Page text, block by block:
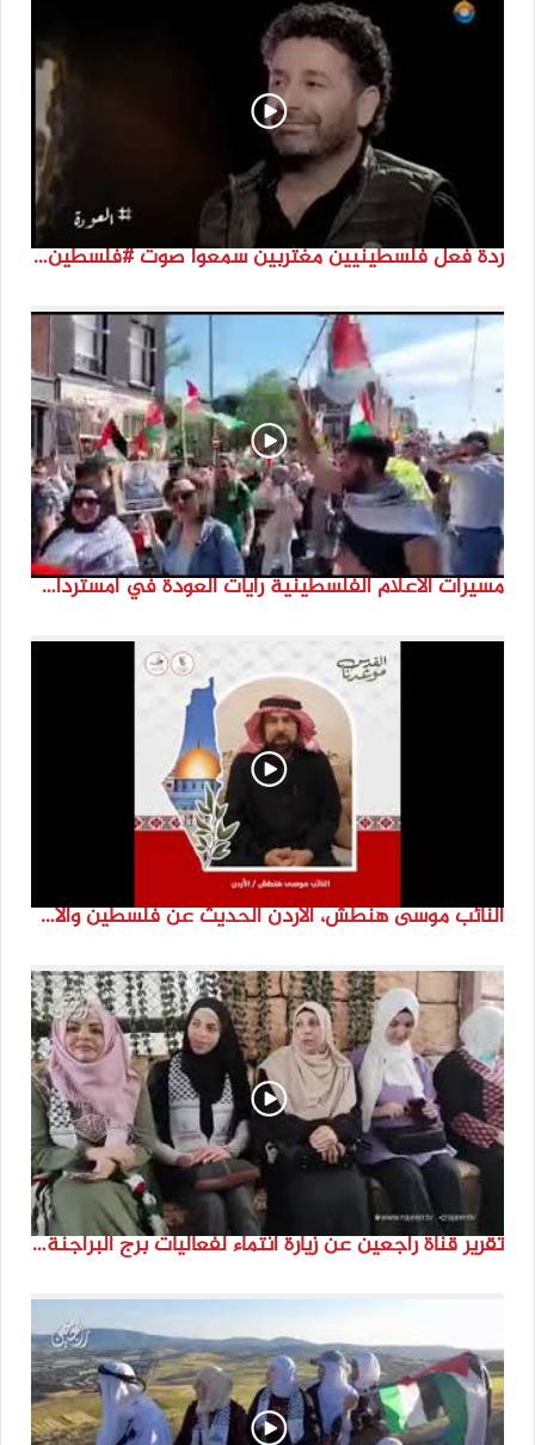
ردة فعل فلسطينيين مغتربين سمعوا صوت #فلسطين لأول مرة #نتماء2022 #القدس_موعدنا #النكبة74
مسيرات الاعلام الفلسطينية رايات العودة في امستردام #النكبة74 #انتماء2022 #القدس_موعدنا
النائب موسى هنطش، الأردن الحديث عن فلسطين والاقصى هو عنصر تحدي من تحديات الأُمة في تاريخها الطويل. #انتماء2022
تقرير قناة راجعين عن زيارة انتماء لفعاليات برج البراجنة اعداد جنى شحرور